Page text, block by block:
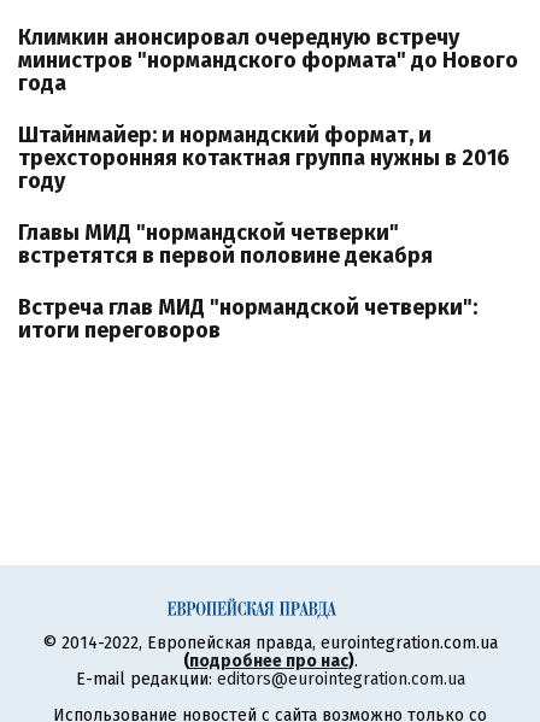
Климкин анонсировал очередную встречу
министров "нормандского формата" до Нового
года
Штайнмайер: и нормандский формат, и
трехсторонняя котактная группа нужны в 2016
году
Главы МИД "нормандской четверки"
встретятся в первой половине декабря
Встреча глав МИД "нормандской четверки":
итоги переговоров
© 2014-2022, Европейская правда, eurointegration.com.ua
(подробнее про нас).
E-mail редакции: editors@eurointegration.com.ua
Использование новостей с сайта возможно только со